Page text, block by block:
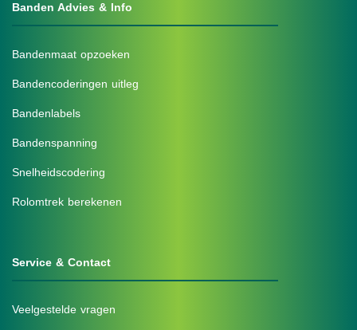
Banden Advies & Info
Bandenmaat opzoeken
Bandencoderingen uitleg
Bandenlabels
Bandenspanning
Snelheidscodering
Rolomtrek berekenen
Service & Contact
Veelgestelde vragen